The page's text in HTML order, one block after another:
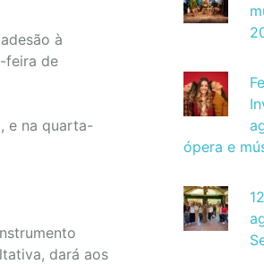
à
feira de
e na quarta-
dará aos
ópera e